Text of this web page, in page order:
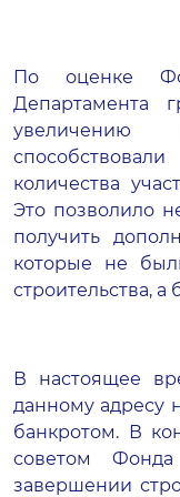
По оценке
Департамента
количества
Это позволило
получить
которые не
строительства,
В настоящее
данному адресу
банкротом. В
советом
завершении